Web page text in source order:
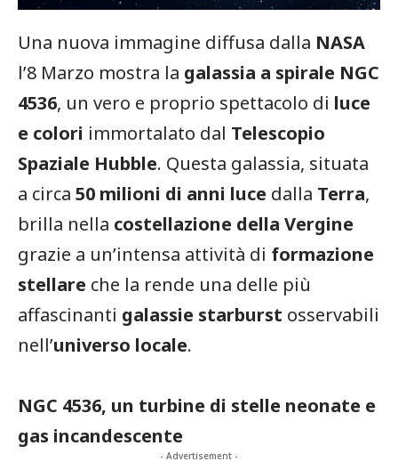
Una nuova immagine diffusa dalla NASA
l’8 Marzo mostra la galassia a spirale NGC
4536, un vero e proprio spettacolo di luce
e colori immortalato dal Telescopio
Spaziale Hubble. Questa galassia, situata
a circa 50 milioni di anni luce dalla Terra,
brilla nella costellazione della Vergine
grazie a un’intensa attività di formazione
stellare che la rende una delle più
affascinanti galassie starburst osservabili
nell’universo locale.
NGC 4536, un turbine di stelle neonate e
gas incandescente
- Advertisement -